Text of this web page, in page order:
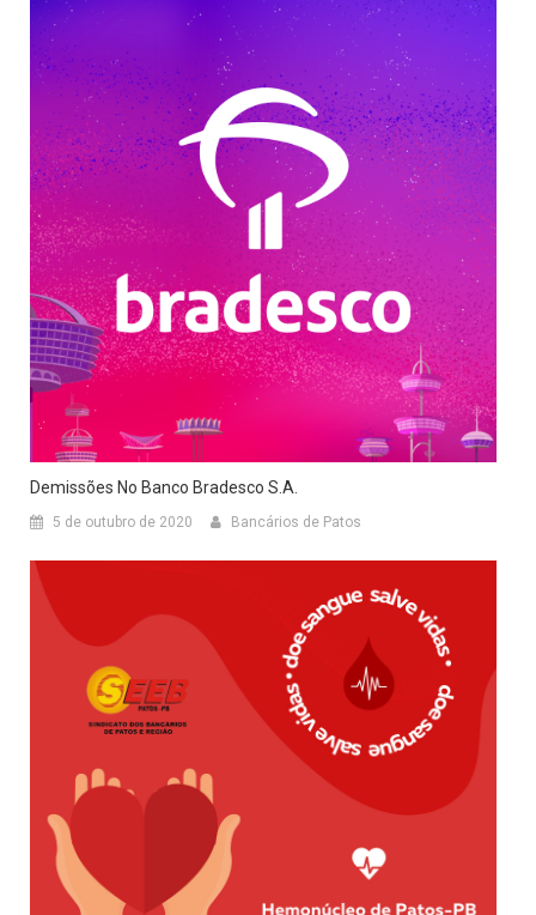
Demissões No Banco Bradesco S.A.
5 de outubro de 2020 Bancários de Patos